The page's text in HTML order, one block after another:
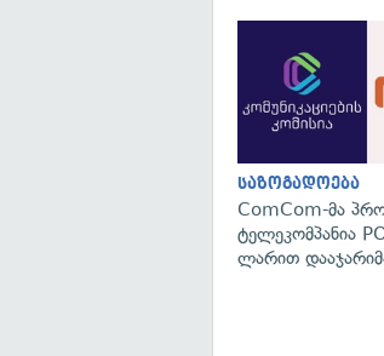
საზოგადოება
ComCom-მა
ტელეკომპანია
ლარით